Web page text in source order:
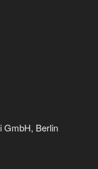
GmbH, Berlin